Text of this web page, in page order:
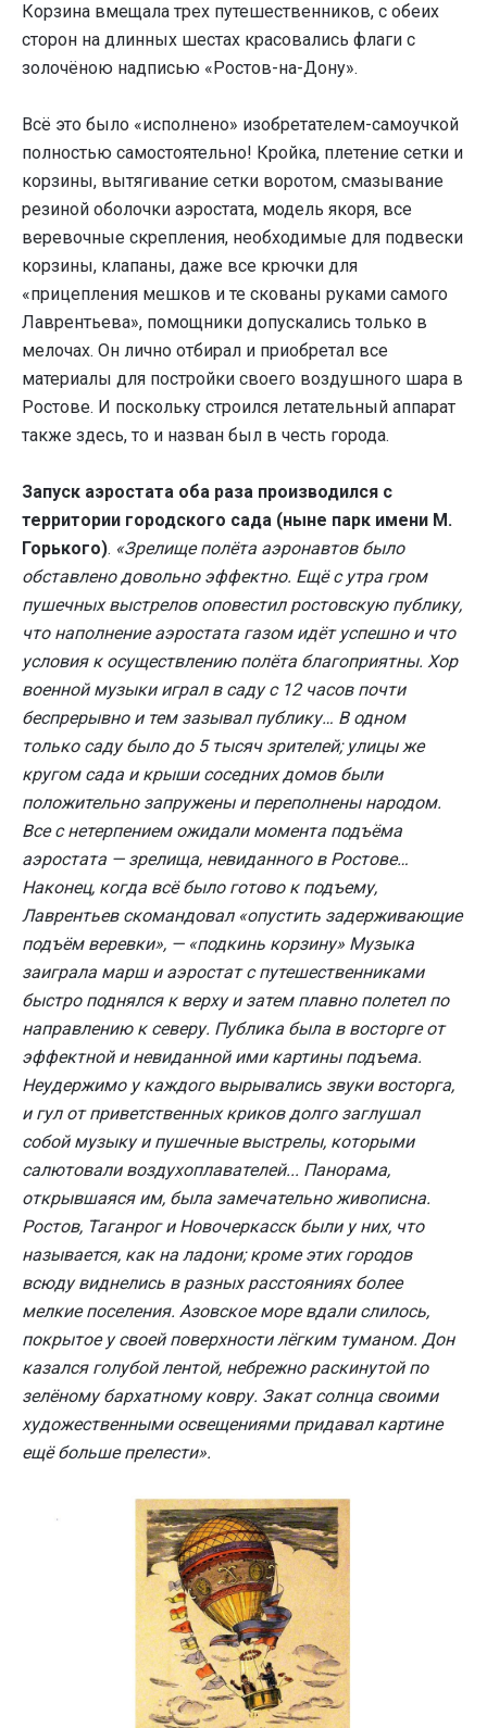
Корзина вмещала трех путешественников, с обеих
сторон на длинных шестах красовались флаги с
золочёною надписью «Ростов-на-Дону».
Всё это было «исполнено» изобретателем-самоучкой
полностью самостоятельно! Кройка, плетение сетки и
корзины, вытягивание сетки воротом, смазывание
резиной оболочки аэростата, модель якоря, все
веревочные скрепления, необходимые для подвески
корзины, клапаны, даже все крючки для
«прицепления мешков и те скованы руками самого
Лаврентьева», помощники допускались только в
мелочах. Он лично отбирал и приобретал все
материалы для постройки своего воздушного шара в
Ростове. И поскольку строился летательный аппарат
также здесь, то и назван был в честь города.
Запуск аэростата оба раза производился с
территории городского сада (ныне парк имени М.
Горького). «Зрелище полёта аэронавтов было
обставлено довольно эффектно. Ещё с утра гром
пушечных выстрелов оповестил ростовскую публику,
что наполнение аэростата газом идёт успешно и что
условия к осуществлению полёта благоприятны. Хор
военной музыки играл в саду с 12 часов почти
беспрерывно и тем зазывал публику… В одном
только саду было до 5 тысяч зрителей; улицы же
кругом сада и крыши соседних домов были
положительно запружены и переполнены народом.
Все с нетерпением ожидали момента подъёма
аэростата — зрелища, невиданного в Ростове…
Наконец, когда всё было готово к подъему,
Лаврентьев скомандовал «опустить задерживающие
подъём веревки», — «подкинь корзину» Музыка
заиграла марш и аэростат с путешественниками
быстро поднялся к верху и затем плавно полетел по
направлению к северу. Публика была в восторге от
эффектной и невиданной ими картины подъема.
Неудержимо у каждого вырывались звуки восторга,
и гул от приветственных криков долго заглушал
собой музыку и пушечные выстрелы, которыми
салютовали воздухоплавателей... Панорама,
открывшаяся им, была замечательно живописна.
Ростов, Таганрог и Новочеркасск были у них, что
называется, как на ладони; кроме этих городов
всюду виднелись в разных расстояниях более
мелкие поселения. Азовское море вдали слилось,
покрытое у своей поверхности лёгким туманом. Дон
казался голубой лентой, небрежно раскинутой по
зелёному бархатному ковру. Закат солнца своими
художественными освещениями придавал картине
ещё больше прелести».